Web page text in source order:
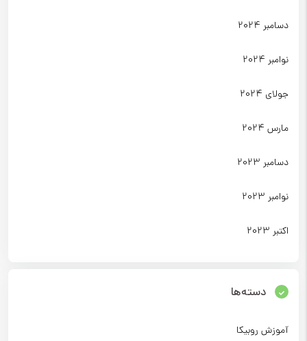
دسامبر 2024
نوامبر 2024
جولای 2024
مارس 2024
دسامبر 2023
نوامبر 2023
اکتبر 2023
دسته‌ها
آموزش روبیکا